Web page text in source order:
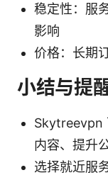
稳定性：服
影响
价格：长期
小结与提
Skytreevpn
内容、提升
选择就近服